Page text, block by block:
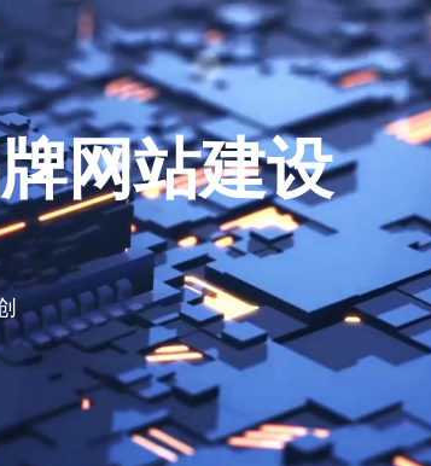
合网站建设
服务提供商 · 企业品牌数字化服务提供商